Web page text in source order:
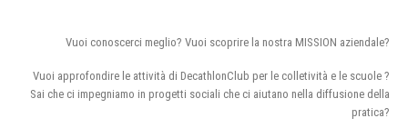
Vuoi conoscerci meglio? Vuoi scoprire la nostra MISSION aziendale?
Vuoi approfondire le attività di DecathlonClub per le colletività e le scuole ?
Sai che ci impegniamo in progetti sociali che ci aiutano nella diffusione della
pratica?